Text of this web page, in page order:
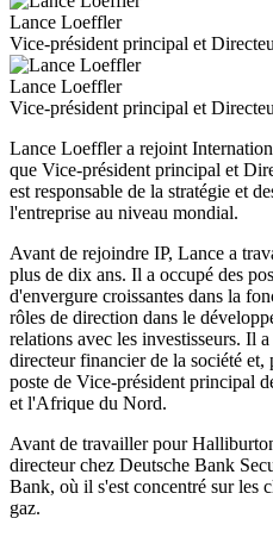
Lance Loeffler
Vice-président principal et
Lance Loeffler
Vice-président principal et
Lance Loeffler a rejoint
que Vice-président principal et
est responsable de la stratégie et
l'entreprise au niveau mondial.
Avant de rejoindre IP, Lance a
plus de dix ans. Il a occupé des
d'envergure croissantes dans la
rôles de direction dans le
relations avec les investisseurs. Il
directeur financier de la société
poste de Vice-président principal
et l'Afrique du Nord.
Avant de travailler pour
directeur chez Deutsche Bank
Bank, où il s'est concentré sur les
gaz.